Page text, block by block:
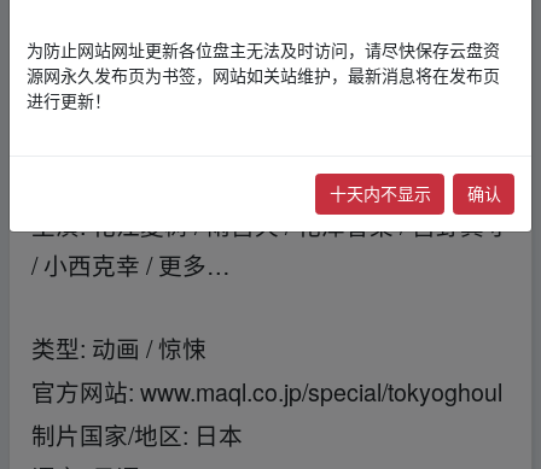
fr﹏om w、ww.y_un pan_zi▁yu an.xy z
导演: 森田修平
主演: 花江夏树 / 雨宫天 / 花泽香菜 / 宫野真守
/ 小西克幸 / 更多…
类型: 动画 / 惊悚
官方网站: www.maql.co.jp/special/tokyoghoul
制片国家/地区: 日本
为防止网站网址更新各位盘主无法及时访问，请尽快保存云盘资
源网永久发布页为书签，网站如关站维护，最新消息将在发布页
进行更新！
十天内不显示 确认